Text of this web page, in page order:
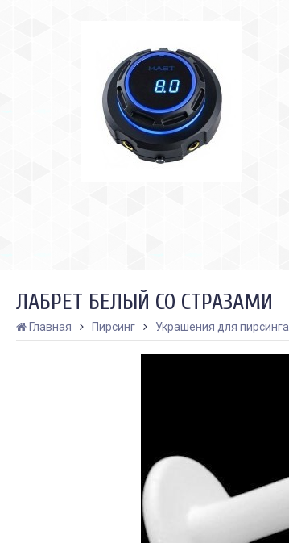
ЛАБРЕТ БЕЛЫЙ СО СТРАЗАМИ
Главная Пирсинг Украшения для пирсинга